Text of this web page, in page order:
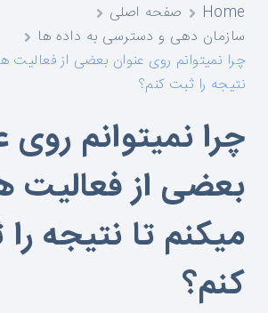
Home
صفحه اصلی
سازمان دهی و دسترسی به داده ها
چرا نمیتوانم روی عنوان بعضی از فعالیت
نتیجه را ثبت کنم؟
چرا نمیتوانم روی
بعضی از فعالیت
میکنم تا نتیجه
کنم؟